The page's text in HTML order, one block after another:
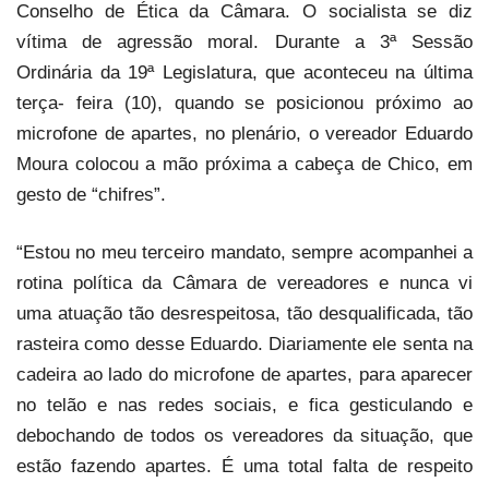
Conselho de Ética da Câmara. O socialista se diz
vítima de agressão moral. Durante a 3ª Sessão
Ordinária da 19ª Legislatura, que aconteceu na última
terça- feira (10), quando se posicionou próximo ao
microfone de apartes, no plenário, o vereador Eduardo
Moura colocou a mão próxima a cabeça de Chico, em
gesto de “chifres”.
“Estou no meu terceiro mandato, sempre acompanhei a
rotina política da Câmara de vereadores e nunca vi
uma atuação tão desrespeitosa, tão desqualificada, tão
rasteira como desse Eduardo. Diariamente ele senta na
cadeira ao lado do microfone de apartes, para aparecer
no telão e nas redes sociais, e fica gesticulando e
debochando de todos os vereadores da situação, que
estão fazendo apartes. É uma total falta de respeito